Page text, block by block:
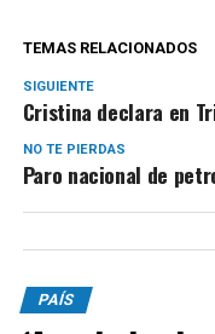
TEMAS RELACIONADOS
SIGUIENTE
Cristina declara en
NO TE PIERDAS
Paro nacional de
PAÍS